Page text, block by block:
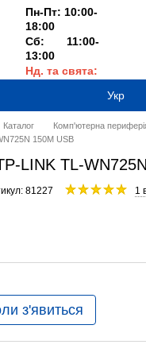
Пн-Пт: 10:00-
18:00
Сб: 11:00-
13:00
Нд. та свята:
Укр
Каталог Комп'ютерна
150M USB
LINK TL-
81227 1
з'явиться